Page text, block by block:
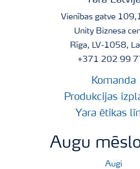
Vienības gatve
Unity Biznesa
Rīga, LV-1058,
+371 202 99
Komanda
Produkcijas
Yara ētikas
Augu
Augi